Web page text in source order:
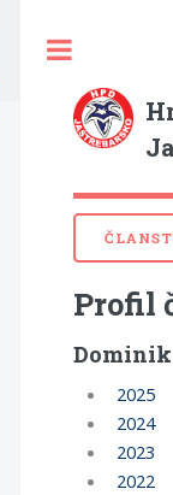
Profil
2025
2024
2023
2022